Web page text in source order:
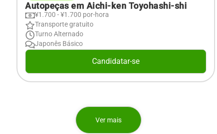
Autopeças em Aichi-ken Toyohashi-shi
¥1.700 - ¥1.700 por-hora
Transporte gratuito
Turno Alternado
Japonês Básico
Candidatar-se
Ver mais